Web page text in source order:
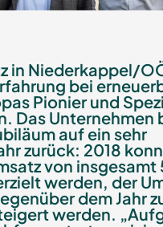
in Niederkappel/
bei
Pionier und
Das Unternehmen
auf ein sehr
zurück: 2018
von insgesamt
werden, der
dem Jahr
werden.